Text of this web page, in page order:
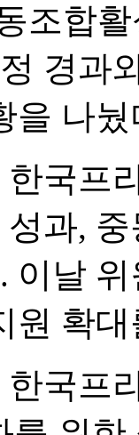
조합
경과
을 나
국프
과,
이날
원 확
국프